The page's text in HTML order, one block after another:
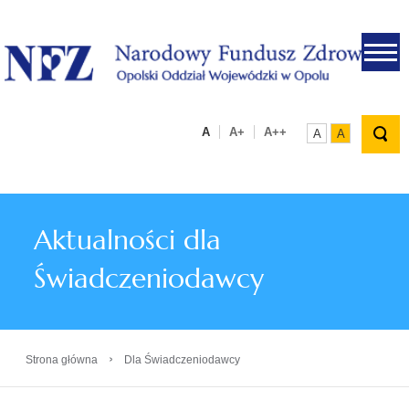
.
A A+ A++ A A
Aktualności dla
Świadczeniodawcy
Strona główna › Dla Świadczeniodawcy